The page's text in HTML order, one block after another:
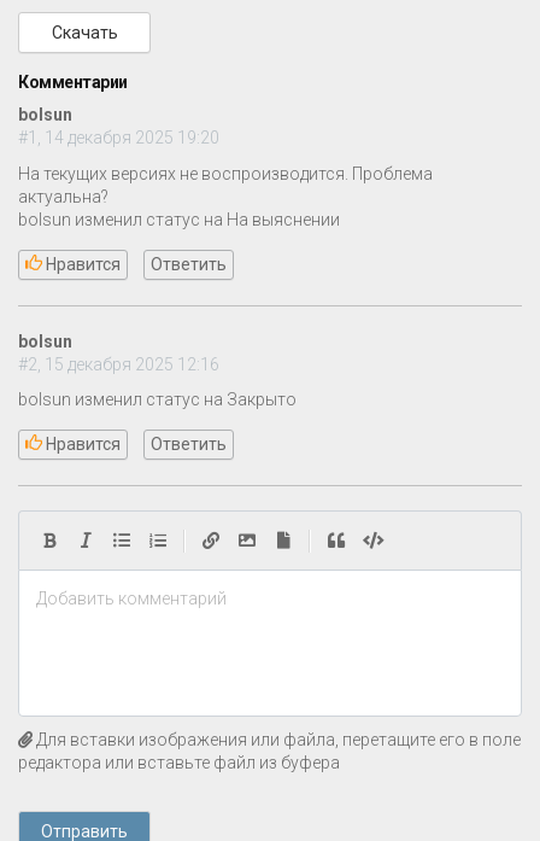
Скачать
Комментарии
bolsun
#1, 14 декабря 2025 19:20
На текущих версиях не воспроизводится. Проблема
актуальна?
bolsun изменил статус на На выяснении
Нравится Ответить
bolsun
#2, 15 декабря 2025 12:16
bolsun изменил статус на Закрыто
Нравится Ответить
Добавить комментарий
Для вставки изображения или файла, перетащите его в поле
редактора или вставьте файл из буфера